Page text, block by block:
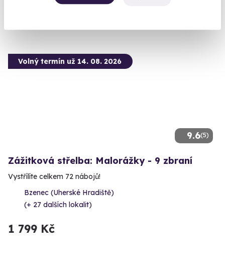
9.6(5)
Volný termín už 14. 08. 2026
Zážitková střelba: Malorážky - 9 zbraní
Vystřílíte celkem 72 nábojů!
Bzenec (Uherské Hradiště)
(+ 27 dalších lokalit)
1 799 Kč